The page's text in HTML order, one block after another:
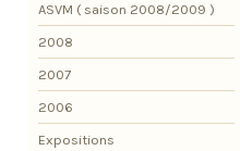
ASVM ( saison 2008/2009 )
2008
2007
2006
Expositions